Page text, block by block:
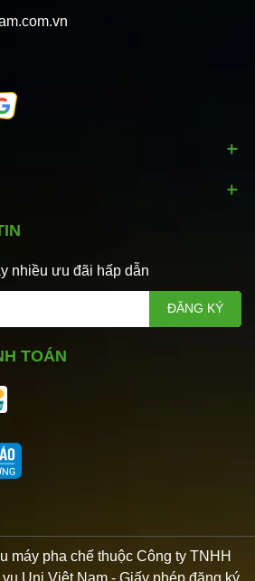
nhiều ưu đãi hấp dẫn
ĐĂNG KÝ
TOÁN
máy pha chế thuộc Công ty TNHH